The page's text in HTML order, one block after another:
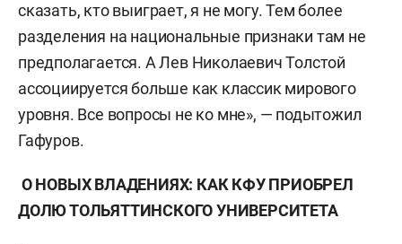
сказать, кто выиграет, я не могу. Тем более
разделения на национальные признаки там не
предполагается. А Лев Николаевич Толстой
ассоциируется больше как классик мирового
уровня. Все вопросы не ко мне», — подытожил
Гафуров.
О НОВЫХ ВЛАДЕНИЯХ: КАК КФУ ПРИОБРЕЛ
ДОЛЮ ТОЛЬЯТТИНСКОГО УНИВЕРСИТЕТА